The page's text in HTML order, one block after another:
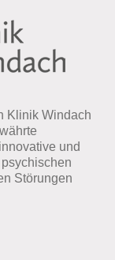
Klinik Windach
und
Störungen